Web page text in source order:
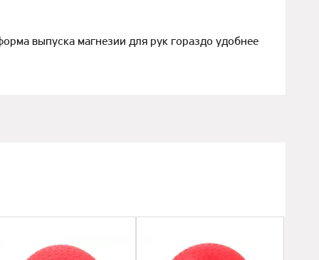
выпуска магнезии для рук гораздо удобнее